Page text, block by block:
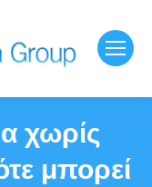
χωρίς
μπορεί